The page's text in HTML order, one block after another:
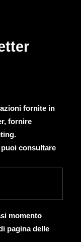
fornite in
fornire
consultare
momento
pagina delle